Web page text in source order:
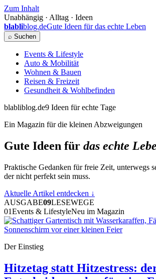
Zum Inhalt
Unabhängig · Alltag · Ideen
blabliblog.deGute Ideen für das echte Leben
⌕ Suchen
Events & Lifestyle
Auto & Mobilität
Wohnen & Bauen
Reisen & Freizeit
Gesundheit & Wohlbefinden
blabliblog.de9 Ideen für echte Tage
Ein Magazin für die kleinen Abzweigungen
Gute Ideen für das echte
Praktische Gedanken für freie Zeit, unterwegs
der nicht perfekt sein muss.
Aktuelle Artikel entdecken ↓
AUSGABE09LESEWEGE
01Events & LifestyleNeu im Magazin
Der Einstieg
Hitzetag statt Hitzestress: